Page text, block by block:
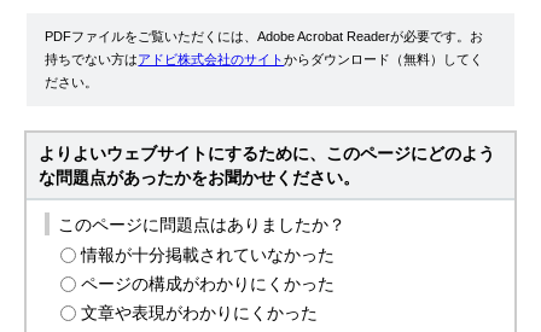
PDFファイルをご覧いただくには、Adobe Acrobat Readerが必要です。お
持ちでない方はアドビ株式会社のサイトからダウンロード（無料）してく
ださい。
よりよいウェブサイトにするために、このページにどのよう
な問題点があったかをお聞かせください。
このページに問題点はありましたか？
情報が十分掲載されていなかった
ページの構成がわかりにくかった
文章や表現がわかりにくかった